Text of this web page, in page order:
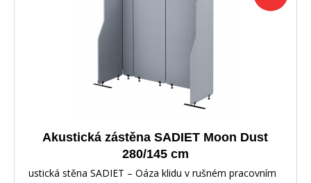
Akustická zástěna SADIET Moon Dust
280/145 cm
ustická stěna SADIET – Oáza klidu v rušném pracovním